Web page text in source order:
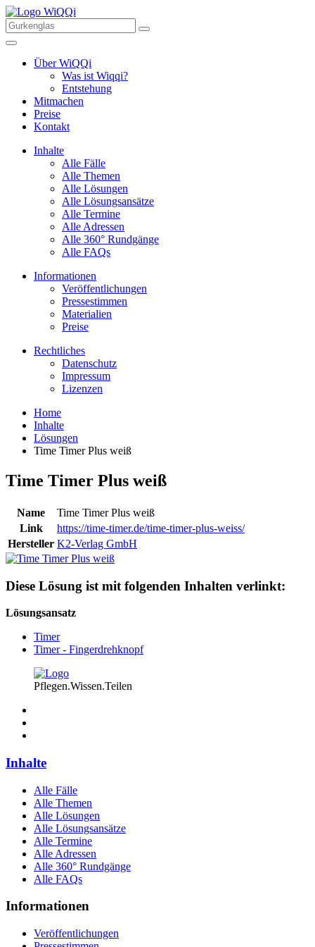
Über WiQQi
Was ist Wiqqi?
Entstehung
Mitmachen
Preise
Kontakt
Inhalte
Alle Fälle
Alle Themen
Alle Lösungen
Alle Lösungsansätze
Alle Termine
Alle Adressen
Alle 360° Rundgänge
Alle FAQs
Informationen
Veröffentlichungen
Pressestimmen
Materialien
Preise
Rechtliches
Datenschutz
Impressum
Lizenzen
Home
Inhalte
Lösungen
Time Timer Plus weiß
Time Timer Plus weiß
Name
Time Timer Plus weiß
Link
https://time-timer.de/time-timer-plus-weiss/
Hersteller K2-Verlag GmbH
Diese Lösung ist mit folgenden Inhalten verlinkt:
Lösungsansatz
Timer
Timer - Fingerdrehknopf
Pflegen.Wissen.Teilen
Inhalte
Alle Fälle
Alle Themen
Alle Lösungen
Alle Lösungsansätze
Alle Termine
Alle Adressen
Alle 360° Rundgänge
Alle FAQs
Informationen
Veröffentlichungen